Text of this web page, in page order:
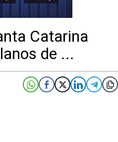
Catarina
de ...